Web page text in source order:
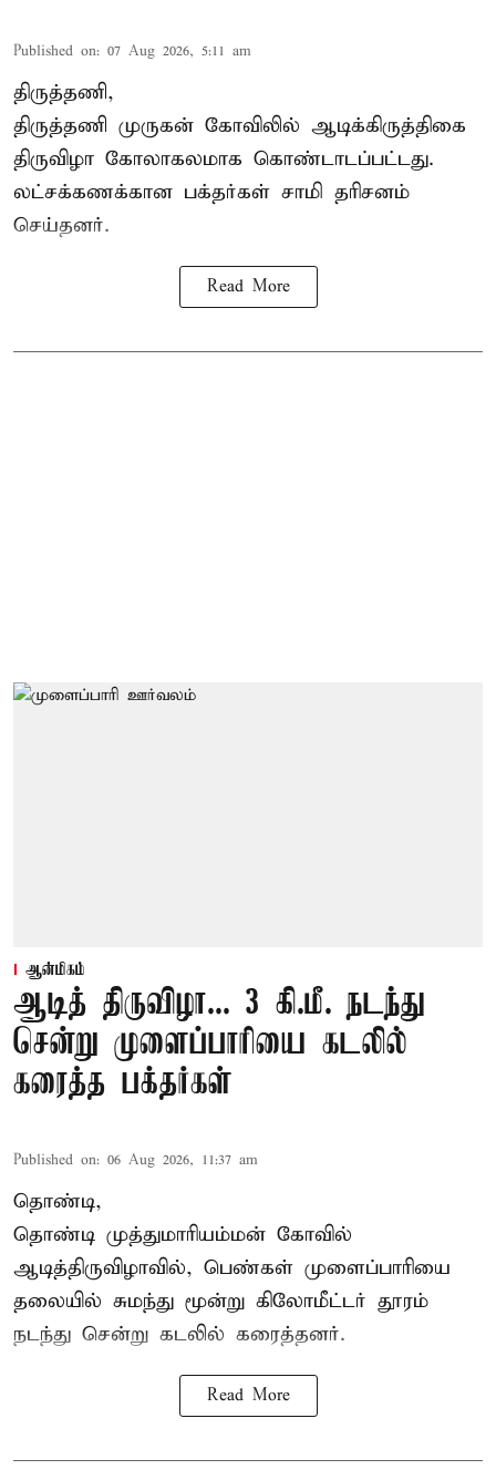
Published on: 07 Aug 2026, 5:11 am
திருத்தணி,
திருத்தணி முருகன் கோவிலில் ஆடிக்கிருத்திகை
திருவிழா கோலாகலமாக கொண்டாடப்பட்டது.
லட்சக்கணக்கான பக்தர்கள் சாமி தரிசனம்
செய்தனர்.
Read More
ஆன்மிகம்
ஆடித் திருவிழா... 3 கி.மீ. நடந்து
சென்று முளைப்பாரியை கடலில்
கரைத்த பக்தர்கள்
Published on: 06 Aug 2026, 11:37 am
தொண்டி,
தொண்டி முத்துமாரியம்மன் கோவில்
ஆடித்திருவிழாவில், பெண்கள் முளைப்பாரியை
தலையில் சுமந்து மூன்று கிலோமீட்டர் தூரம்
நடந்து சென்று கடலில் கரைத்தனர்.
Read More